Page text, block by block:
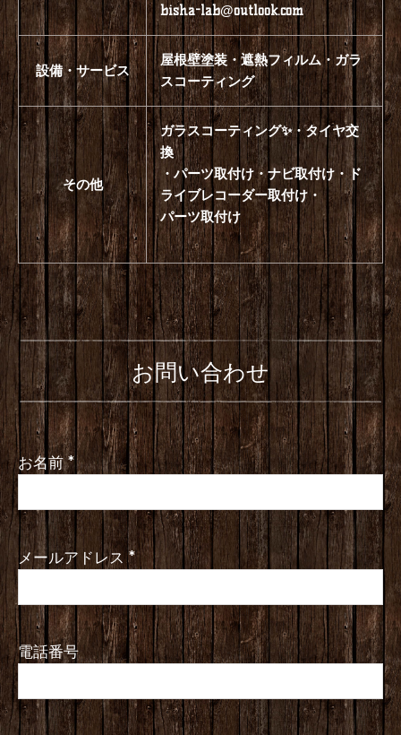
bisha-lab@outlook.com
設備・サービス
屋根壁塗装・遮熱フィルム・ガラ
スコーティング
その他
ガラスコーティング✨・タイヤ交
換
・パーツ取付け・ナビ取付け・ド
ライブレコーダー取付け・
パーツ取付け
お問い合わせ
お名前 *
メールアドレス *
電話番号